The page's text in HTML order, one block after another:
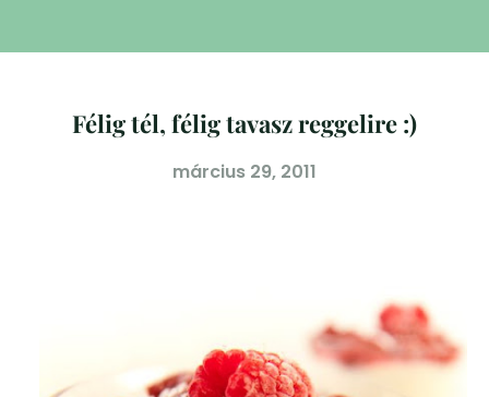
Félig tél, félig tavasz reggelire :)
március 29, 2011